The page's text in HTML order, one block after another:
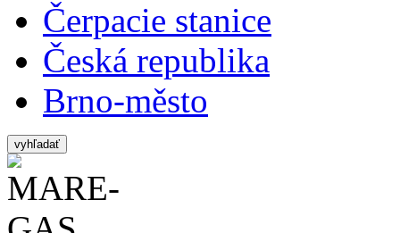
Čerpacie stanice
Česká republika
Brno-město
vyhľadať